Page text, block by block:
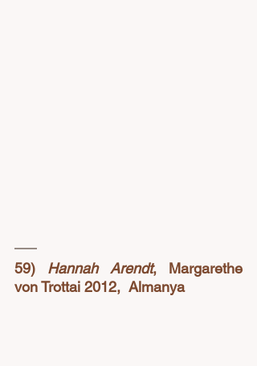
59) Hannah Arendt, Margarethe
von Trottai 2012,  Almanya